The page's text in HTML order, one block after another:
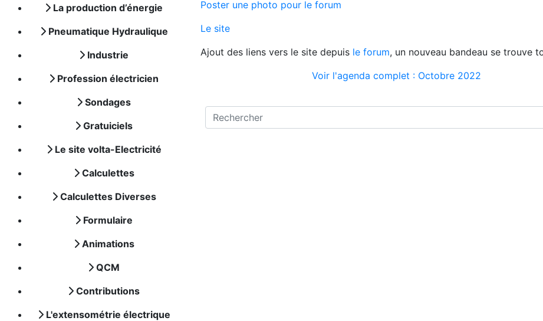
La production d’énergie
Pneumatique Hydraulique
Industrie
Profession électricien
Sondages
Gratuiciels
Le site volta-Electricité
Calculettes
Calculettes Diverses
Formulaire
Animations
QCM
Contributions
L'extensométrie électrique
Poster une photo pour le forum
Le site
Ajout des liens vers le site depuis le forum, un nouveau bandeau se trouve
Voir l'agenda complet : Octobre 2022